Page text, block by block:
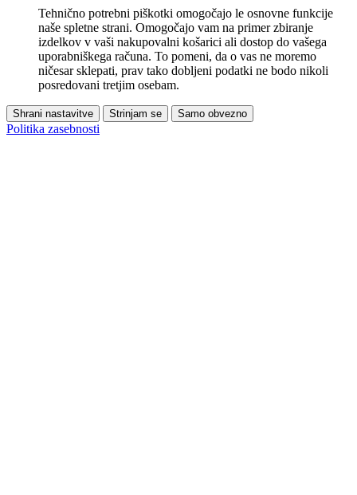
Tehnično potrebni piškotki omogočajo le osnovne funkcije
naše spletne strani. Omogočajo vam na primer zbiranje
izdelkov v vaši nakupovalni košarici ali dostop do vašega
uporabniškega računa. To pomeni, da o vas ne moremo
ničesar sklepati, prav tako dobljeni podatki ne bodo nikoli
posredovani tretjim osebam.
Shrani nastavitve Strinjam se Samo obvezno
Politika zasebnosti